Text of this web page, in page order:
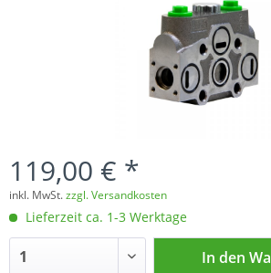
119,00 € *
inkl. MwSt.zzgl. Versandkosten
Lieferzeit ca. 1-3 Werktage
In den